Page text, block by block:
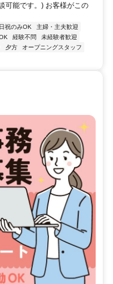
可能です。) お客様がこの
祝のみOK
主婦・主夫歓迎
経験不問
未経験者歓迎
夕方
オープニングスタッフ